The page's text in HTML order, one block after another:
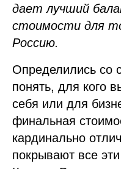
дает лучший
стоимости для
Россию.
Определились со
понять, для кого
себя или для
финальная
кардинально
покрывают все